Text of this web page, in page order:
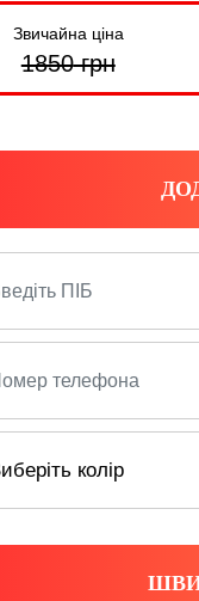
Звичайна ціна
1850грн